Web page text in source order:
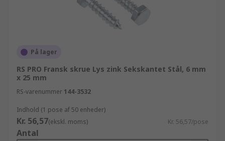
På lager
RS PRO Fransk skrue Lys zink Sekskantet Stål, 6 mm
x 25 mm
RS-varenummer 144-3532
Indhold (1 pose af 50 enheder)
Kr. 56,57(ekskl. moms) Kr. 56,57/pose
Antal